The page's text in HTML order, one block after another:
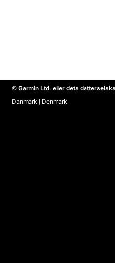
© Garmin Ltd. eller dets
Danmark | Denmark